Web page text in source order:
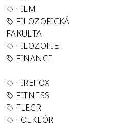
FILM
FILOZOFICKÁ
FAKULTA
FILOZOFIE
FINANCE
FIREFOX
FITNESS
FLEGR
FOLKLÓR